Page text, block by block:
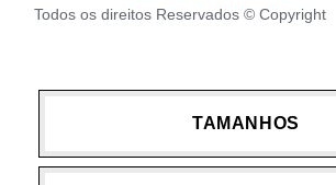
Todos os direitos Reservados © Copyright
TAMANHOS